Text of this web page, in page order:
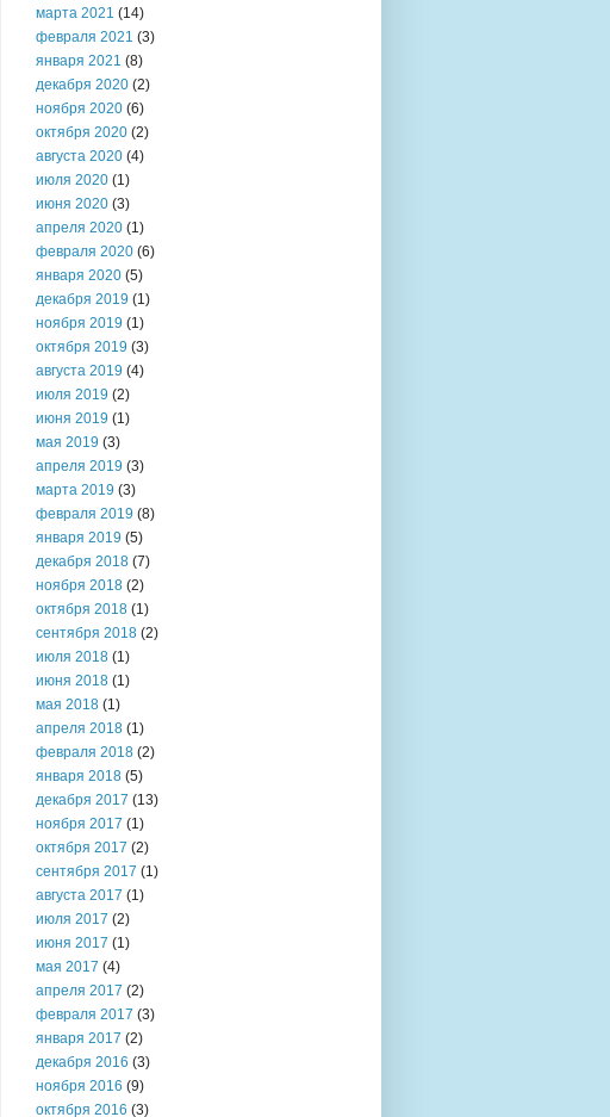
марта 2021 (14)
февраля 2021 (3)
января 2021 (8)
декабря 2020 (2)
ноября 2020 (6)
октября 2020 (2)
августа 2020 (4)
июля 2020 (1)
июня 2020 (3)
апреля 2020 (1)
февраля 2020 (6)
января 2020 (5)
декабря 2019 (1)
ноября 2019 (1)
октября 2019 (3)
августа 2019 (4)
июля 2019 (2)
июня 2019 (1)
мая 2019 (3)
апреля 2019 (3)
марта 2019 (3)
февраля 2019 (8)
января 2019 (5)
декабря 2018 (7)
ноября 2018 (2)
октября 2018 (1)
сентября 2018 (2)
июля 2018 (1)
июня 2018 (1)
мая 2018 (1)
апреля 2018 (1)
февраля 2018 (2)
января 2018 (5)
декабря 2017 (13)
ноября 2017 (1)
октября 2017 (2)
сентября 2017 (1)
августа 2017 (1)
июля 2017 (2)
июня 2017 (1)
мая 2017 (4)
апреля 2017 (2)
февраля 2017 (3)
января 2017 (2)
декабря 2016 (3)
ноября 2016 (9)
октября 2016 (3)